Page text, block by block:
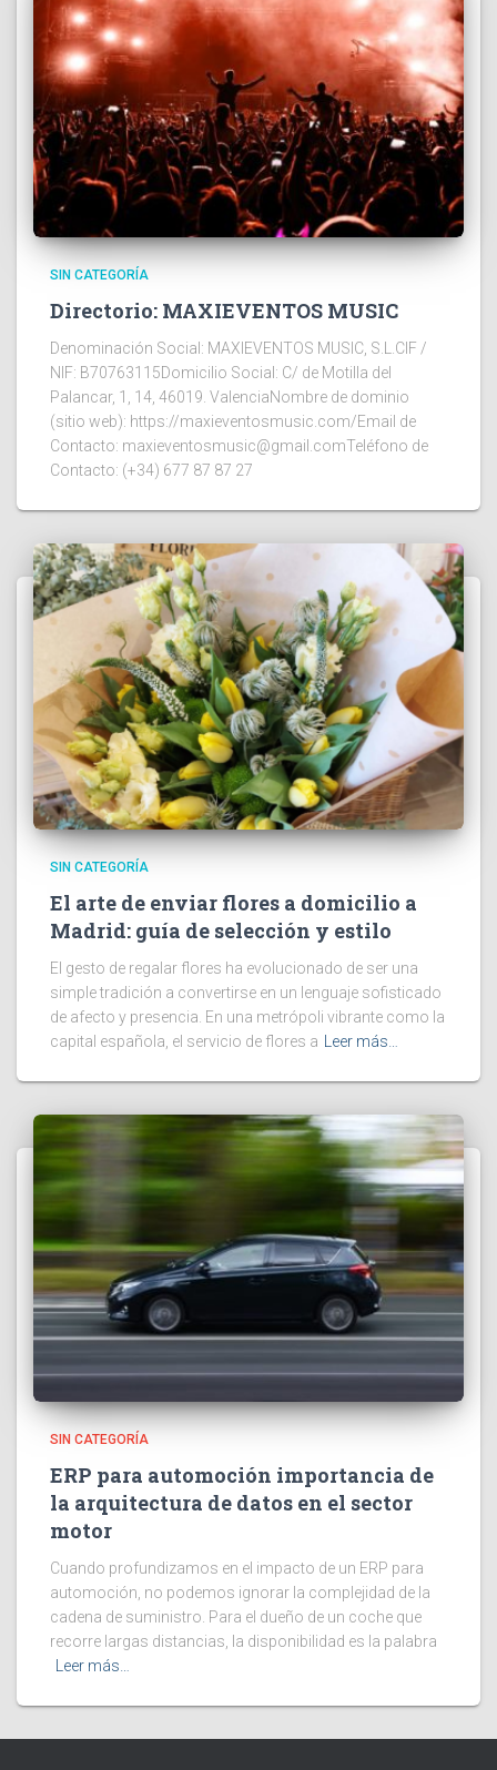
SIN CATEGORÍA
Directorio: MAXIEVENTOS MUSIC
Denominación Social: MAXIEVENTOS MUSIC, S.L.CIF /
NIF: B70763115Domicilio Social: C/ de Motilla del
Palancar, 1, 14, 46019. ValenciaNombre de dominio
(sitio web): https://maxieventosmusic.com/Email de
Contacto: maxieventosmusic@gmail.comTeléfono de
Contacto: (+34) 677 87 87 27
SIN CATEGORÍA
El arte de enviar flores a domicilio a
Madrid: guía de selección y estilo
El gesto de regalar flores ha evolucionado de ser una
simple tradición a convertirse en un lenguaje sofisticado
de afecto y presencia. En una metrópoli vibrante como la
capital española, el servicio de flores a Leer más…
SIN CATEGORÍA
ERP para automoción importancia de
la arquitectura de datos en el sector
motor
Cuando profundizamos en el impacto de un ERP para
automoción, no podemos ignorar la complejidad de la
cadena de suministro. Para el dueño de un coche que
recorre largas distancias, la disponibilidad es la palabra
Leer más…